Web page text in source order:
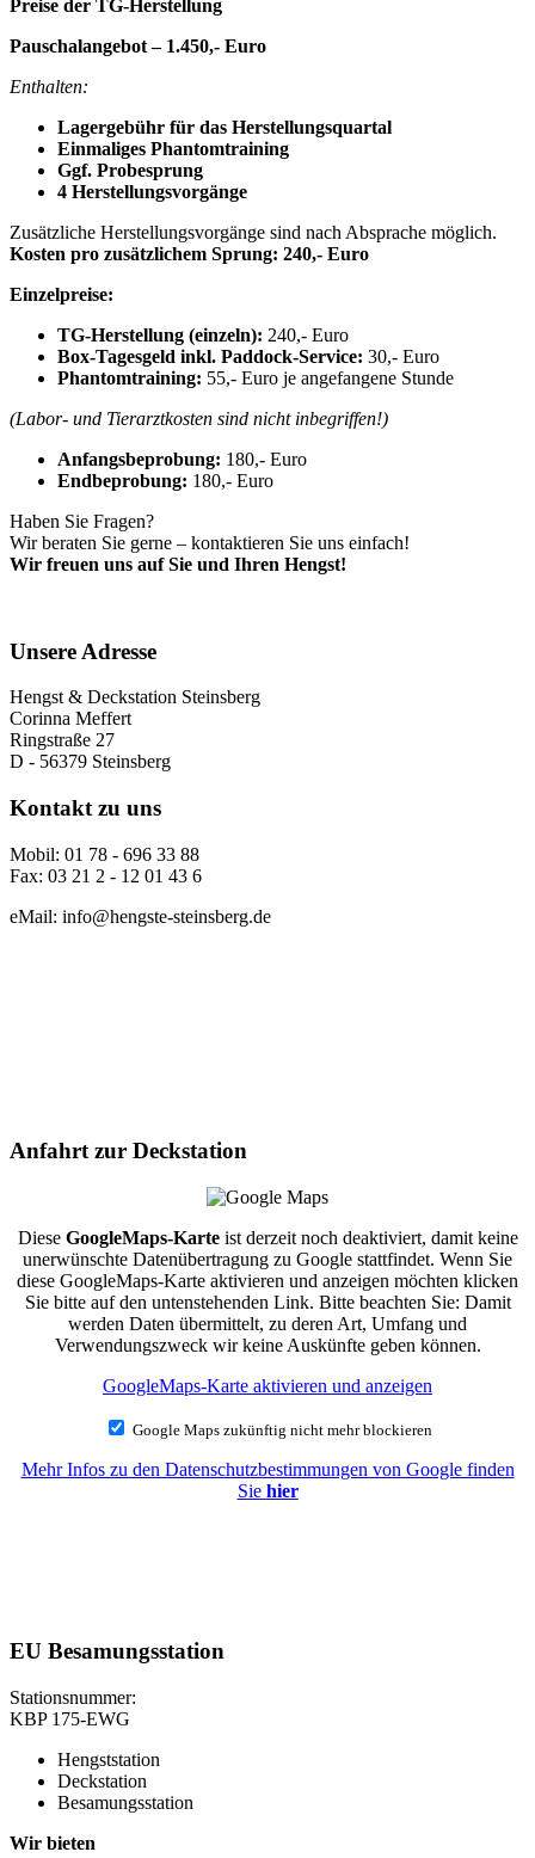
Preise der TG-Herstellung
Pauschalangebot – 1.450,- Euro
Enthalten:
Lagergebühr für das Herstellungsquartal
Einmaliges Phantomtraining
Ggf. Probesprung
4 Herstellungsvorgänge
Zusätzliche Herstellungsvorgänge sind nach Absprache möglich.
Kosten pro zusätzlichem Sprung: 240,- Euro
Einzelpreise:
TG-Herstellung (einzeln): 240,- Euro
Box-Tagesgeld inkl. Paddock-Service: 30,- Euro
Phantomtraining: 55,- Euro je angefangene Stunde
(Labor- und Tierarztkosten sind nicht inbegriffen!)
Anfangsbeprobung: 180,- Euro
Endbeprobung: 180,- Euro
Haben Sie Fragen?
Wir beraten Sie gerne – kontaktieren Sie uns einfach!
Wir freuen uns auf Sie und Ihren Hengst!
Unsere Adresse
Hengst & Deckstation Steinsberg
Corinna Meffert
Ringstraße 27
D - 56379 Steinsberg
Kontakt zu uns
Mobil: 01 78 - 696 33 88
Fax: 03 21 2 - 12 01 43 6
eMail: info@hengste-steinsberg.de
Anfahrt zur Deckstation
Diese GoogleMaps-Karteist derzeit noch deaktiviert, damit keine
unerwünschte Datenübertragung zu Google stattfindet. Wenn Sie
diese GoogleMaps-Karte aktivieren und anzeigen möchten klicken
Sie bitte auf den untenstehenden Link. Bitte beachten Sie: Damit
werden Daten übermittelt, zu deren Art, Umfang und
Verwendungszweck wir keine Auskünfte geben können.
GoogleMaps-Karte aktivieren und anzeigen
Google Maps zukünftig nicht mehr blockieren
Mehr Infos zu den Datenschutzbestimmungen von Google finden
Sie hier
EU Besamungsstation
Stationsnummer:
KBP 175-EWG
Hengststation
Deckstation
Besamungsstation
Wir bieten